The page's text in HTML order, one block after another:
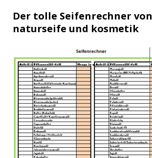
Der tolle Seifenrechner von
naturseife und kosmetik